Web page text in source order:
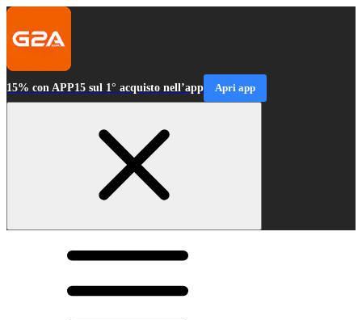
15% con APP15 sul 1° acquisto nell’app Apri app